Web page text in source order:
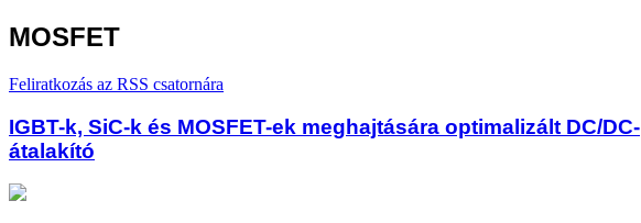
MOSFET
Feliratkozás az RSS csatornára
IGBT-k, SiC-k és MOSFET-ek meghajtására optimalizált DC/DC-
átalakító